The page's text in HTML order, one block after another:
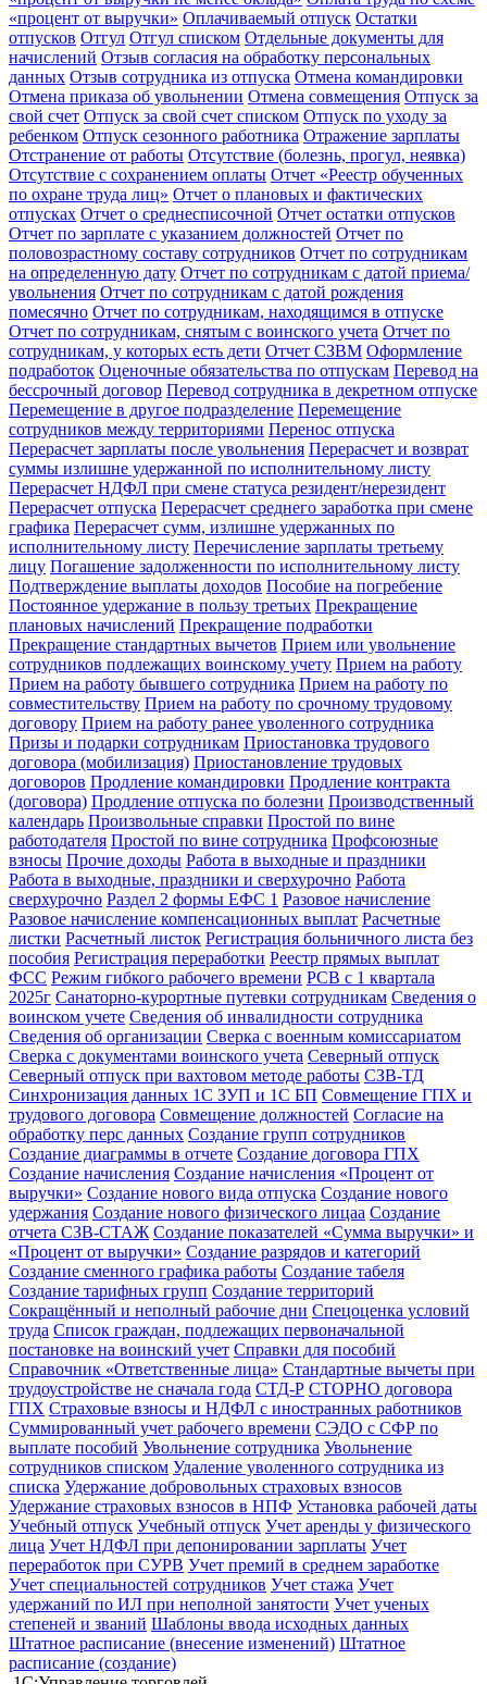
«процент от выручки» Оплачиваемый отпуск Остатки
отпусков Отгул Отгул списком Отдельные документы для
начислений Отзыв согласия на обработку персональных
данных Отзыв сотрудника из отпуска Отмена командировки
Отмена приказа об увольнении Отмена совмещения Отпуск за
свой счет Отпуск за свой счет списком Отпуск по уходу за
ребенком Отпуск сезонного работника Отражение зарплаты
Отстранение от работы Отсутствие (болезнь, прогул, неявка)
Отсутствие с сохранением оплаты Отчет «Реестр обученных
по охране труда лиц» Отчет о плановых и фактических
отпусках Отчет о среднесписочной Отчет остатки отпусков
Отчет по зарплате с указанием должностей Отчет по
половозрастному составу сотрудников Отчет по сотрудникам
на определенную дату Отчет по сотрудникам с датой приема/
увольнения Отчет по сотрудникам с датой рождения
помесячно Отчет по сотрудникам, находящимся в отпуске
Отчет по сотрудникам, снятым с воинского учета Отчет по
сотрудникам, у которых есть дети Отчет СЗВМ Оформление
подработок Оценочные обязательства по отпускам Перевод на
бессрочный договор Перевод сотрудника в декретном отпуске
Перемещение в другое подразделение Перемещение
сотрудников между территориями Перенос отпуска
Перерасчет зарплаты после увольнения Перерасчет и возврат
суммы излишне удержанной по исполнительному листу
Перерасчет НДФЛ при смене статуса резидент/нерезидент
Перерасчет отпуска Перерасчет среднего заработка при смене
графика Перерасчет сумм, излишне удержанных по
исполнительному листу Перечисление зарплаты третьему
лицу Погашение задолженности по исполнительному листу
Подтверждение выплаты доходов Пособие на погребение
Постоянное удержание в пользу третьих Прекращение
плановых начислений Прекращение подработки
Прекращение стандартных вычетов Прием или увольнение
сотрудников подлежащих воинскому учету Прием на работу
Прием на работу бывшего сотрудника Прием на работу по
совместительству Прием на работу по срочному трудовому
договору Прием на работу ранее уволенного сотрудника
Призы и подарки сотрудникам Приостановка трудового
договора (мобилизация) Приостановление трудовых
договоров Продление командировки Продление контракта
(договора) Продление отпуска по болезни Производственный
календарь Произвольные справки Простой по вине
работодателя Простой по вине сотрудника Профсоюзные
взносы Прочие доходы Работа в выходные и праздники
Работа в выходные, праздники и сверхурочно Работа
сверхурочно Раздел 2 формы ЕФС 1 Разовое начисление
Разовое начисление компенсационных выплат Расчетные
листки Расчетный листок Регистрация больничного листа без
пособия Регистрация переработки Реестр прямых выплат
ФСС Режим гибкого рабочего времени РСВ с 1 квартала
2025г Санаторно-курортные путевки сотрудникам Сведения о
воинском учете Сведения об инвалидности сотрудника
Сведения об организации Сверка с военным комиссариатом
Сверка с документами воинского учета Северный отпуск
Северный отпуск при вахтовом методе работы СЗВ-ТД
Синхронизация данных 1С ЗУП и 1С БП Совмещение ГПХ и
трудового договора Совмещение должностей Согласие на
обработку перс данных Создание групп сотрудников
Создание диаграммы в отчете Создание договора ГПХ
Создание начисления Создание начисления «Процент от
выручки» Создание нового вида отпуска Создание нового
удержания Создание нового физического лицаа Создание
отчета СЗВ-СТАЖ Создание показателей «Сумма выручки» и
«Процент от выручки» Создание разрядов и категорий
Создание сменного графика работы Создание табеля
Создание тарифных групп Создание территорий
Сокращённый и неполный рабочие дни Спецоценка условий
труда Список граждан, подлежащих первоначальной
постановке на воинский учет Справки для пособий
Справочник «Ответственные лица» Стандартные вычеты при
трудоустройстве не сначала года СТД-Р СТОРНО договора
ГПХ Страховые взносы и НДФЛ с иностранных работников
Суммированный учет рабочего времени СЭДО с СФР по
выплате пособий Увольнение сотрудника Увольнение
сотрудников списком Удаление уволенного сотрудника из
списка Удержание добровольных страховых взносов
Удержание страховых взносов в НПФ Установка рабочей даты
Учебный отпуск Учебный отпуск Учет аренды у физического
лица Учет НДФЛ при депонировании зарплаты Учет
переработок при СУРВ Учет премий в среднем заработке
Учет специальностей сотрудников Учет стажа Учет
удержаний по ИЛ при неполной занятости Учет ученых
степеней и званий Шаблоны ввода исходных данных
Штатное расписание (внесение изменений) Штатное
расписание (создание)